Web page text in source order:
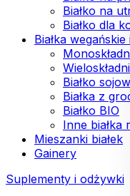
Białko na
Białko dla
Białka
Białko
Białka z
Białko BIO
Inne białka
Mieszanki białek
Gainery
Suplementy i odżywki